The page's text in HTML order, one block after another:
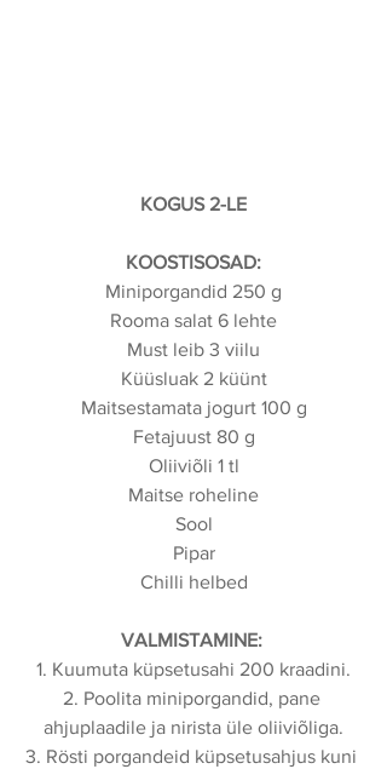
KOGUS 2-LE
KOOSTISOSAD:
Miniporgandid 250 g
Rooma salat 6 lehte
Must leib 3 viilu
Küüsluak 2 küünt
Maitsestamata jogurt 100 g
Fetajuust 80 g
Oliiviõli 1 tl
Maitse roheline
Sool
Pipar
Chilli helbed
VALMISTAMINE:
1. Kuumuta küpsetusahi 200 kraadini.
2. Poolita miniporgandid, pane
ahjuplaadile ja nirista üle oliiviõliga.
3. Rösti porgandeid küpsetusahjus kuni